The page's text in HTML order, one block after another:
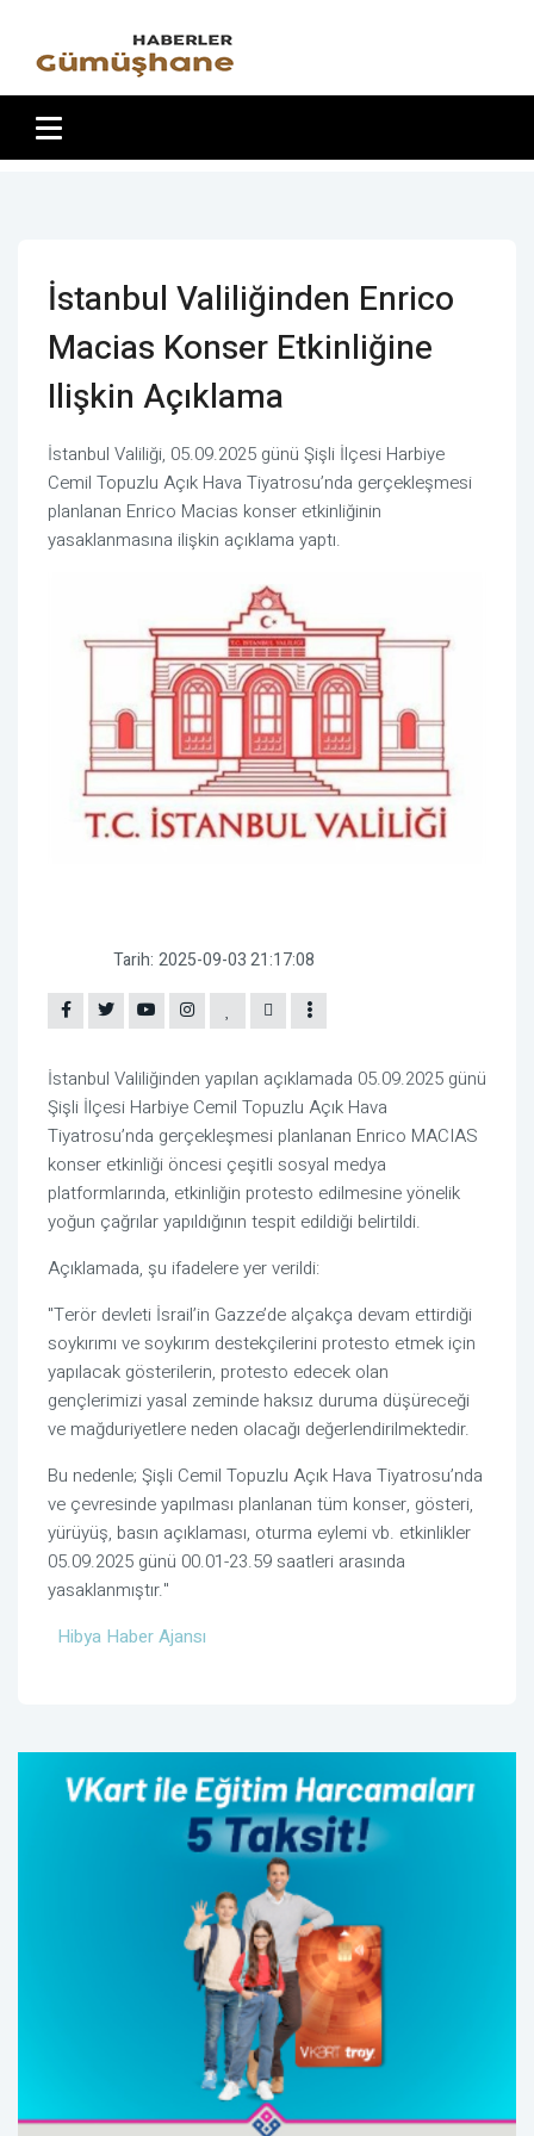
İstanbul Valiliğinden Enrico
Macias Konser Etkinliğine
Ilişkin Açıklama
İstanbul Valiliği, 05.09.2025 günü Şişli İlçesi Harbiye
Cemil Topuzlu Açık Hava Tiyatrosu’nda gerçekleşmesi
planlanan Enrico Macias konser etkinliğinin
yasaklanmasına ilişkin açıklama yaptı.
Tarih: 2025-09-03 21:17:08
İstanbul Valiliğinden yapılan açıklamada 05.09.2025 günü
Şişli İlçesi Harbiye Cemil Topuzlu Açık Hava
Tiyatrosu’nda gerçekleşmesi planlanan Enrico MACIAS
konser etkinliği öncesi çeşitli sosyal medya
platformlarında, etkinliğin protesto edilmesine yönelik
yoğun çağrılar yapıldığının tespit edildiği belirtildi.
Açıklamada, şu ifadelere yer verildi:
"Terör devleti İsrail’in Gazze’de alçakça devam ettirdiği
soykırımı ve soykırım destekçilerini protesto etmek için
yapılacak gösterilerin, protesto edecek olan
gençlerimizi yasal zeminde haksız duruma düşüreceği
ve mağduriyetlere neden olacağı değerlendirilmektedir.
Bu nedenle; Şişli Cemil Topuzlu Açık Hava Tiyatrosu’nda
ve çevresinde yapılması planlanan tüm konser, gösteri,
yürüyüş, basın açıklaması, oturma eylemi vb. etkinlikler
05.09.2025 günü 00.01-23.59 saatleri arasında
yasaklanmıştır."
Hibya Haber Ajansı